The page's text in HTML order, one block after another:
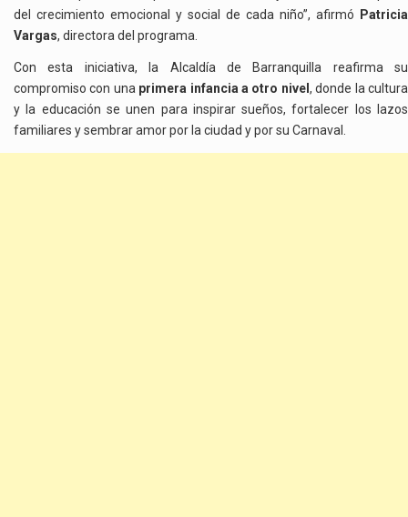
del crecimiento emocional y social de cada niño”, afirmó
Patricia
Vargas, directora del programa.
Con esta iniciativa, la Alcaldía de Barranquilla reafirma su
compromiso con una primera infancia a otro nivel , donde la cultura
y la educación se unen para inspirar sueños, fortalecer los lazos
familiares y sembrar amor por la ciudad y por su Carnaval.